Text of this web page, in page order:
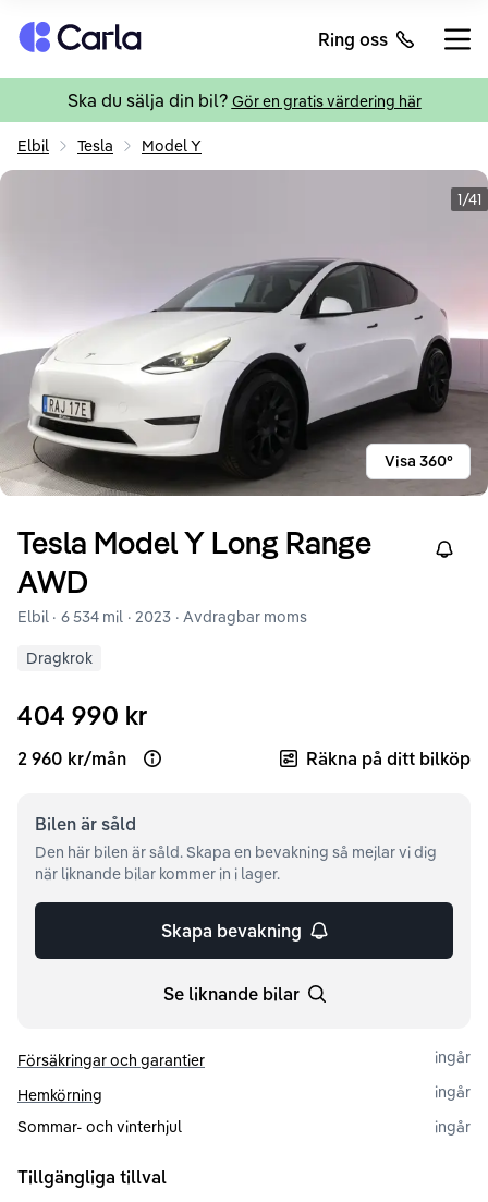
Tillbaka till startsidan Ring oss
Ska du sälja din bil? Gör en gratis värdering här
Elbil Tesla Model Y
1/41
Visa 360°
Tesla Model Y Long Range
AWD
Right
Elbil · 6 534 mil · 2023 · Avdragbar moms
Dragkrok
404 990 kr
2 960 kr/mån Open loan example Räkna på ditt bilköp
Bilen är såld
Den här bilen är såld. Skapa en bevakning så mejlar vi dig
när liknande bilar kommer in i lager.
Skapa bevakning
Se liknande bilar
Försäkringar och garantier
ingår
Hemkörning
ingår
Sommar- och vinterhjul
ingår
Tillgängliga tillval